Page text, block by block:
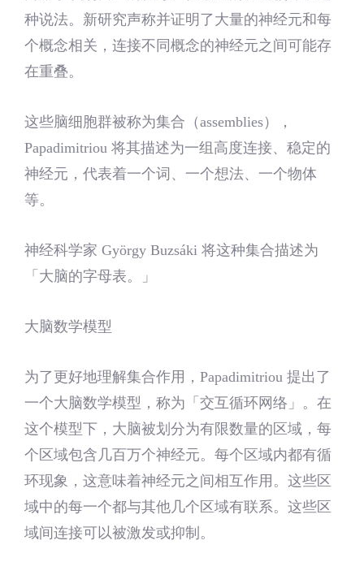
种说法。新研究声称并证明了大量的神经元和每
个概念相关，连接不同概念的神经元之间可能存
在重叠。
这些脑细胞群被称为集合（assemblies），
Papadimitriou 将其描述为一组高度连接、稳定的
神经元，代表着一个词、一个想法、一个物体
等。
神经科学家 György Buzsáki 将这种集合描述为
「大脑的字母表。」
大脑数学模型
为了更好地理解集合作用，Papadimitriou 提出了
一个大脑数学模型，称为「交互循环网络」。在
这个模型下，大脑被划分为有限数量的区域，每
个区域包含几百万个神经元。每个区域内都有循
环现象，这意味着神经元之间相互作用。这些区
域中的每一个都与其他几个区域有联系。这些区
域间连接可以被激发或抑制。